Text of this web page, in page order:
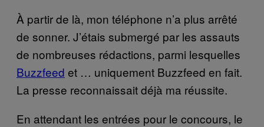
À partir de là, mon téléphone n’a plus arrêté
de sonner. J’étais submergé par les assauts
de nombreuses rédactions, parmi lesquelles
Buzzfeed et … uniquement Buzzfeed en fait.
La presse reconnaissait déjà ma réussite.
En attendant les entrées pour le concours, le